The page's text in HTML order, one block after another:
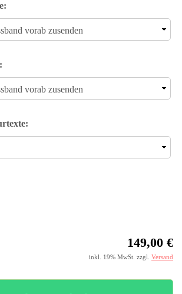
149,00 €
inkl. 19% MwSt. zzgl. Versand